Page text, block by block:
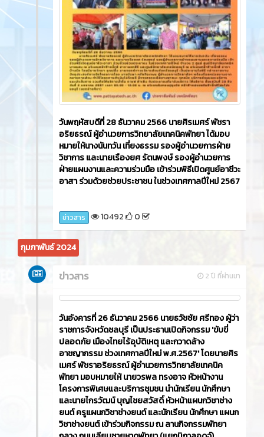
จอดรถวิทยาลัยเทคนิคพัทยา
ข่าวสาร 102321 0
2 ปี ที่ผ่านมา
ข่าวสาร
วันพฤหัสบดีที่ 28 ธันวาคม 2566 นายศิรเมศร์ พัชรา
อริยธรณ์ ผู้อำนวยการวิทยาลัยเทคนิคพัทยา ได้มอบ
หมายให้นางนันทวัน เที่ยงธรรม รองผู้อำนวยการฝ่าย
วิชาการ และนายเรืองยศ รัตนพงษ์ รองผู้อำนวยการ
ฝ่ายแผนงานและความร่วมมือ เข้าร่วมพิธีเปิดศูนย์อาชีวะ
อาสา ร่วมด้วยช่วยประชาชน ในช่วงเทศกาลปีใหม่ 2567